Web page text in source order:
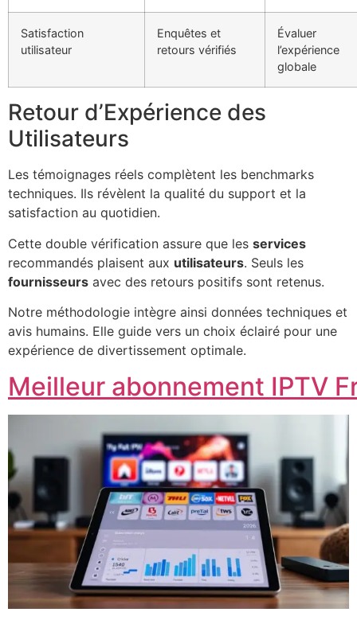
Satisfaction
utilisateur
Enquêtes et
retours vérifiés
Évaluer
l’expérience
globale
Retour d’Expérience des
Utilisateurs
Les témoignages réels complètent les benchmarks
techniques. Ils révèlent la qualité du support et la
satisfaction au quotidien.
Cette double vérification assure que les services
recommandés plaisent aux utilisateurs. Seuls les
fournisseurs avec des retours positifs sont retenus.
Notre méthodologie intègre ainsi données techniques et
avis humains. Elle guide vers un choix éclairé pour une
expérience de divertissement optimale.
Meilleur abonnement IPTV